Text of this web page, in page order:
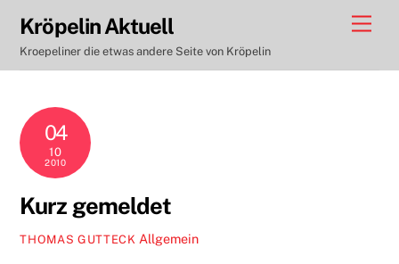
content
Kröpelin Aktuell
Kroepeliner die etwas andere Seite von Kröpelin
04
10
2010
Kurz gemeldet
THOMAS GUTTECK Allgemein